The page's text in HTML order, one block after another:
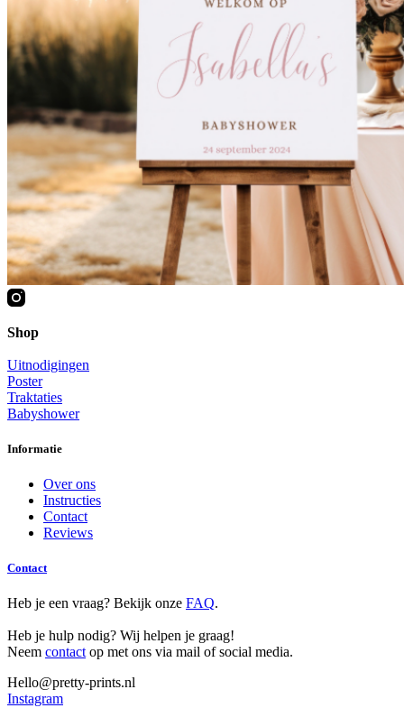
Shop
Uitnodigingen
Poster
Traktaties
Babyshower
Informatie
Over ons
Instructies
Contact
Reviews
Contact
Heb je een vraag? Bekijk onze FAQ.
Heb je hulp nodig? Wij helpen je graag!
Neem contact op met ons via mail of social media.
Hello@pretty-prints.nl
Instagram